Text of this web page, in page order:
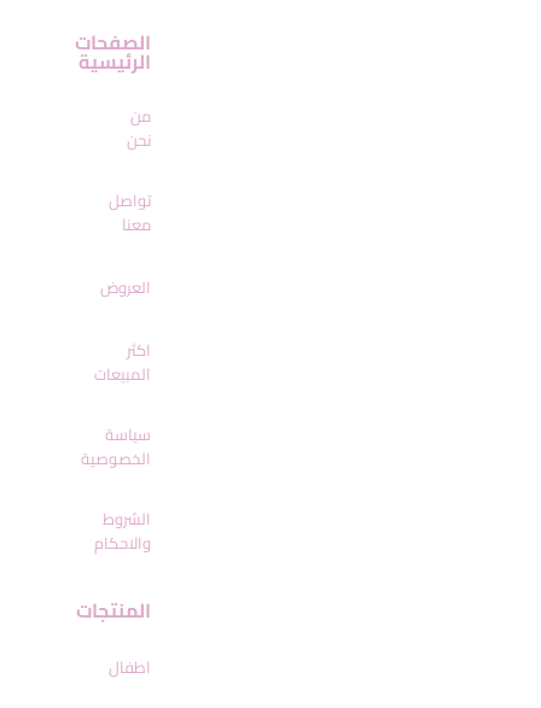
الصفحات
الرئيسية
من
نحن
تواصل
معنا
العروض
اكثر
المبيعات
سياسة
الخصوصية
الشروط
والاحكام
المنتجات
اطفال